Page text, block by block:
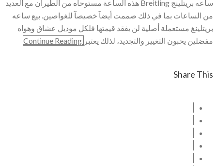
ساعه بريتلينج Breitling هذه الساعة مستوحاه من الطيران مع العديد
من الساعات بما في ذلك صممت أيضآ خصيصآ للغواصين. بيع ساعه
بريتلينغ مستعملة أصلية لن يفقد قيمتها فلكل موديل عشاق وهواه
مفضلين يحبون التغيير والتجديد، لذلك يعتبر
Share This